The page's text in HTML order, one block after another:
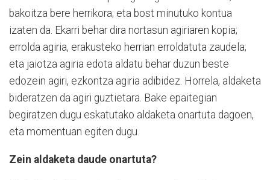
bakoitza bere herrikora; eta bost minutuko kontua
izaten da. Ekarri behar dira nortasun agiriaren kopia;
errolda agiria, erakusteko herrian erroldatuta zaudela;
eta jaiotza agiria edota aldatu behar duzun beste
edozein agiri, ezkontza agiria adibidez. Horrela, aldaketa
bideratzen da agiri guztietara. Bake epaitegian
begiratzen dugu eskatutako aldaketa onartuta dagoen,
eta momentuan egiten dugu.
Zein aldaketa daude onartuta?